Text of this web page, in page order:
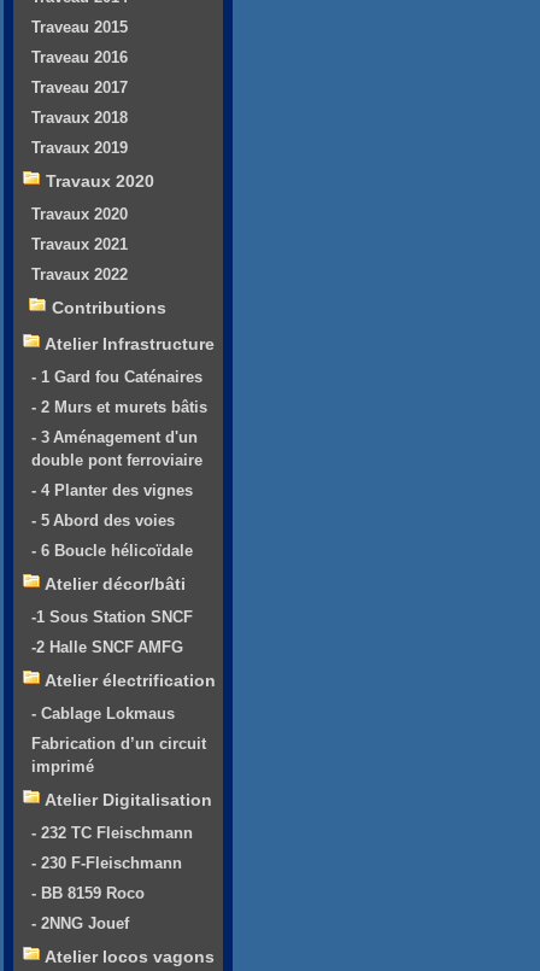
Traveau 2015
Traveau 2016
Traveau 2017
Travaux 2018
Travaux 2019
Travaux 2020
Travaux 2020
Travaux 2021
Travaux 2022
Contributions
Atelier Infrastructure
- 1 Gard fou Caténaires
- 2 Murs et murets bâtis
- 3 Aménagement d'un
double pont ferroviaire
- 4 Planter des vignes
- 5 Abord des voies
- 6 Boucle hélicoïdale
Atelier décor/bâti
-1 Sous Station SNCF
-2 Halle SNCF AMFG
Atelier électrification
- Cablage Lokmaus
Fabrication d’un circuit
imprimé
Atelier Digitalisation
- 232 TC Fleischmann
- 230 F-Fleischmann
- BB 8159 Roco
- 2NNG Jouef
Atelier locos vagons